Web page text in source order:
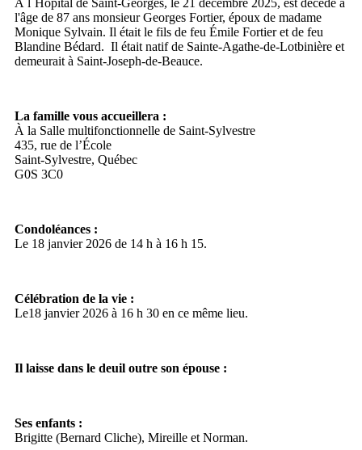
À l`Hôpital de Saint-Georges, le 21 décembre 2025, est décédé à
l'âge de 87 ans monsieur Georges Fortier, époux de madame
Monique Sylvain. Il était le fils de feu Émile Fortier et de feu
Blandine Bédard. Il était natif de Sainte-Agathe-de-Lotbinière et
demeurait à Saint-Joseph-de-Beauce.
La famille vous accueillera :
À la Salle multifonctionnelle de Saint-Sylvestre
435, rue de l’École
Saint-Sylvestre, Québec
G0S 3C0
Condoléances :
Le 18 janvier 2026 de 14 h à 16 h 15.
Célébration de la vie :
Le18 janvier 2026 à 16 h 30 en ce même lieu.
Il laisse dans le deuil outre son épouse :
Ses enfants :
Brigitte (Bernard Cliche), Mireille et Norman.